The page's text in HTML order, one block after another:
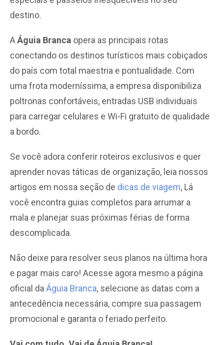
destino.
AÁguia Branca opera as principais rotas
conectando os destinos turísticos mais cobiçados
do país com total maestria e pontualidade. Com
uma frota moderníssima, a empresa disponibiliza
poltronas confortáveis, entradas USB individuais
para carregar celulares e Wi-Fi gratuito de qualidade
a bordo.
Se você adora conferir roteiros exclusivos e quer
aprender novas táticas de organização, leia nossos
artigos em nossa seção de dicas de viagem, Lá
você encontra guias completos para arrumar a
mala e planejar suas próximas férias de forma
descomplicada.
Não deixe para resolver seus planos na última hora
e pagar mais caro! Acesse agora mesmo a página
oficial da Águia Branca, selecione as datas com a
antecedência necessária, compre sua passagem
promocional e garanta o feriado perfeito.